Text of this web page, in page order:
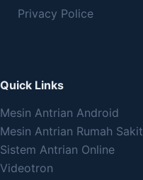
Privacy Police
Quick Links
Mesin Antrian Android
Mesin Antrian Rumah Sakit
Sistem Antrian Online
Videotron